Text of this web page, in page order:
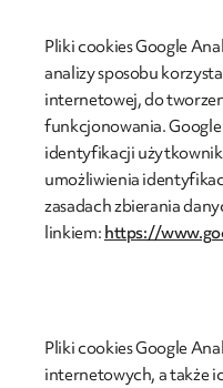
Pliki cookies Google
analizy sposobu
internetowej, do
funkcjonowania.
identyfikacji
umożliwienia
zasadach zbierania
linkiem: https://
Pliki cookies Google
internetowych, a także